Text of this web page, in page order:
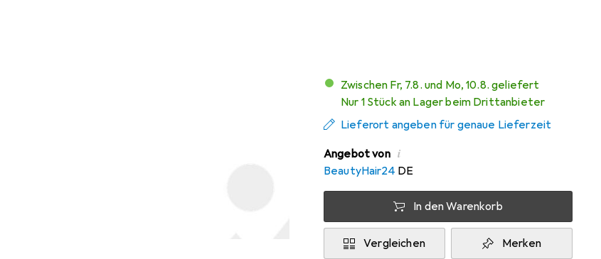
Zwischen Fr, 7.8. und Mo, 10.8. geliefert
Nur 1 Stück an Lager beim Drittanbieter
Lieferort angeben für genaue Lieferzeit
Angebot von i
BeautyHair24 DE
In den Warenkorb
Vergleichen Merken